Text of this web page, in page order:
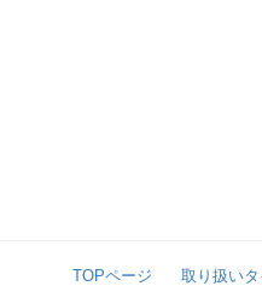
TOPページ 取り扱い